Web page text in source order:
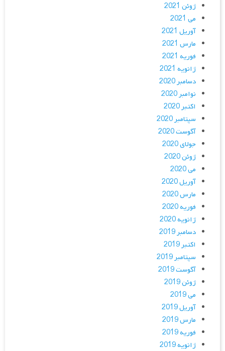
ژوئن 2021
می 2021
آوریل 2021
مارس 2021
فوریه 2021
ژانویه 2021
دسامبر 2020
نوامبر 2020
اکتبر 2020
سپتامبر 2020
آگوست 2020
جولای 2020
ژوئن 2020
می 2020
آوریل 2020
مارس 2020
فوریه 2020
ژانویه 2020
دسامبر 2019
اکتبر 2019
سپتامبر 2019
آگوست 2019
ژوئن 2019
می 2019
آوریل 2019
مارس 2019
فوریه 2019
ژانویه 2019